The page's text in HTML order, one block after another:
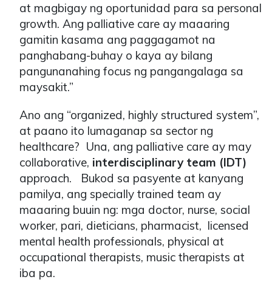
at magbigay ng oportunidad para sa personal
growth. Ang palliative care ay maaaring
gamitin kasama ang paggagamot na
panghabang-buhay o kaya ay bilang
pangunanahing focus ng pangangalaga sa
maysakit.”
Ano ang “organized, highly structured system”,
at paano ito lumaganap sa sector ng
healthcare? Una, ang palliative care ay may
collaborative, interdisciplinary team (IDT)
approach. Bukod sa pasyente at kanyang
pamilya, ang specially trained team ay
maaaring buuin ng: mga doctor, nurse, social
worker, pari, dieticians, pharmacist, licensed
mental health professionals, physical at
occupational therapists, music therapists at
iba pa.